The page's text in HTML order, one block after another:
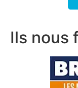
Ils nous